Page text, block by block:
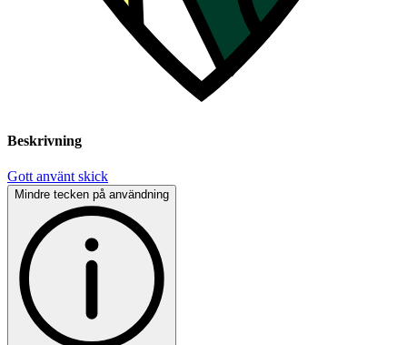
Beskrivning
Gott använt skick
Mindre tecken på användning